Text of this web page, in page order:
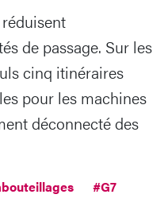
de passage. Sur les
cinq itinéraires
pour les machines
déconnecté des
#G7